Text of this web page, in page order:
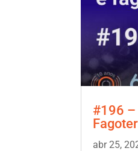
#196 –
abr 25,